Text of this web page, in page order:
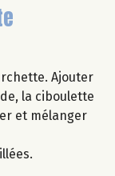
Ajouter
la ciboulette
et mélanger